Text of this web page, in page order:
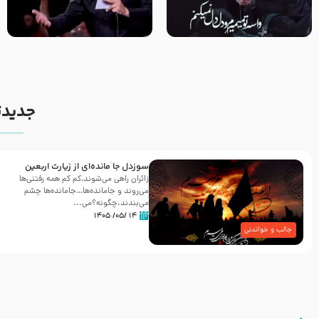
مصداق کربلا – حاج حسین سیب
شور ، حسینا! به‌ حق زهرا «أُنْظُرْ
إِلَینا» – عزاداری شب هفتم ماه
جالب و خواندنی
سوزدل جا مانده‌ای از زیارت اربعین
زائران راهی می‌شوند،کم‌ کم همه رفتنی‌ها
می‌روند و جامانده‌ها…جامانده‌ها چشم
می‌بندند.چگونه؟می‌...
۱۴ /۰۵/ ۱۴۰۵